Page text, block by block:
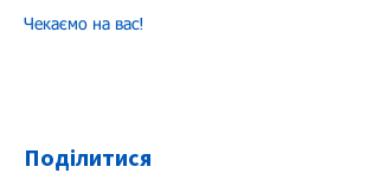
Чекаємо на вас!
Поділитися